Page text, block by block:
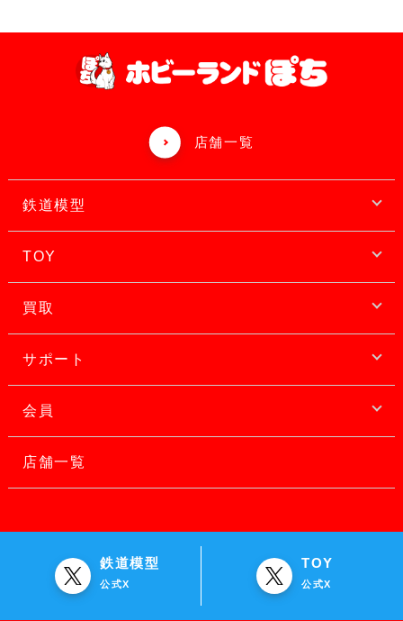
店舗一覧
鉄道模型
TOY
買取
サポート
会員
店舗一覧
鉄道模型
公式X
TOY
公式X